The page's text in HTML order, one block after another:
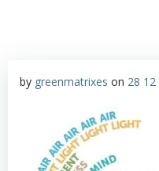
by greenmatrixes on 28